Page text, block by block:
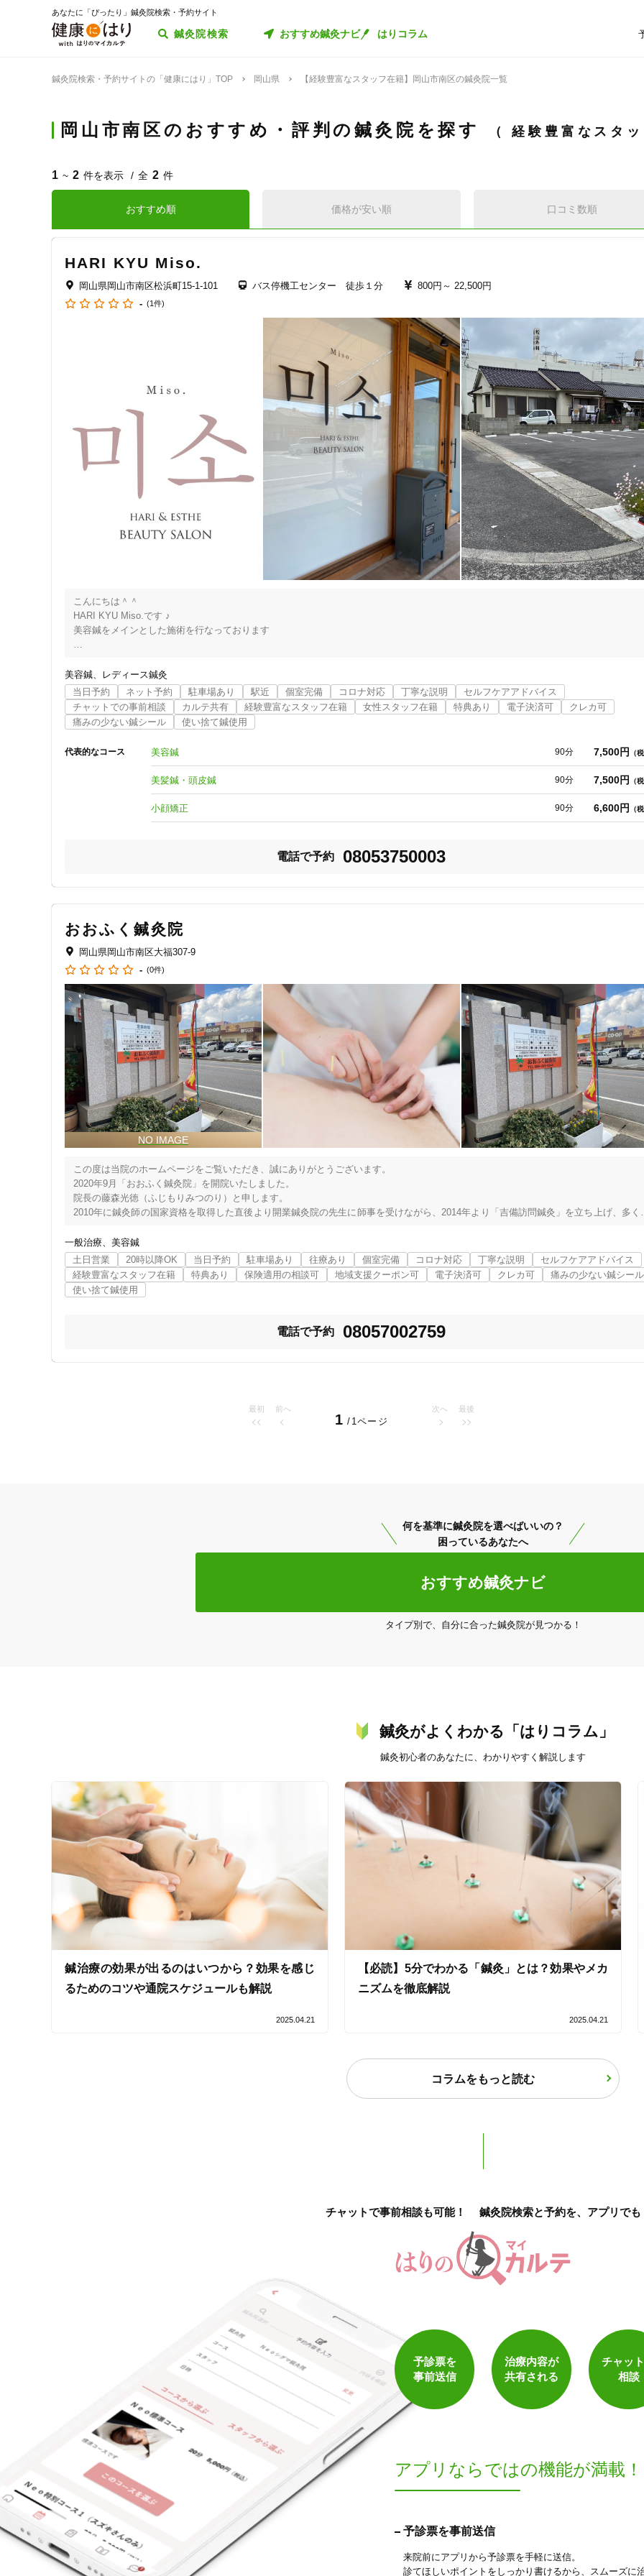
あなたに「ぴったり」鍼灸院検索・予約サイト
鍼灸院検索 おすすめ鍼灸ナビ はりコラム
鍼灸院検索・予約サイトの「健康にはり」TOP 岡山県 【経験豊富なスタッフ在籍】岡山市南区の鍼灸院一覧
岡山市南区のおすすめ・評判の鍼灸院を探す 経験豊富なスタ
住所
ジャンル
一般治療 美容鍼 スポーツ鍼灸 レディー
20時以降OK
キッズスペースあり バリアフリー 個室完備
女性限定
カルテ共有 経験豊富なスタッフ在籍
使い捨て鍼使用 トライアルコースあり
支払いに関する特徴
特典あり 保険適用の相談可 地域支援クーポン可
クレカ可
1 ~ 2 件を表示 全 2 件
おすすめ順 価格が安い順 口コミ数順
HARI KYU Miso.
岡山県岡山市南区松浜町15-1-101 バス停機工センター 徒歩１分 800円～ 22,500円
- (1件)
こんにちは＾＾
HARI KYU Miso.です ♪
美容鍼をメインとした施術を行なっております
韓国エステビューティーサロンミソさんと
コラボ営業させて頂いております
完全プライベートの空間で
女性のお客様が一人でも安心して来られるサロンです 💫
鍼灸をもっと沢山の方に知ってもらい
身近に感じてほしい
お肌やお身体にお悩みのある方のお手伝いをしたい
エステとの相乗効果の高い『美容鍼』で沢山のお客様に寄り添っていきたい
美容鍼
レディース鍼灸
当日予約
ネット予約 駐車場あり 駅近 個室完備 コロナ対応 丁寧な説明
セルフケアアドバイス
チャットでの事前相談
カルテ共有 経験豊富なスタッフ在籍 女性スタッフ在籍 特典あり 電子決済可
クレカ可
痛みの少ない鍼シール
使い捨て鍼使用
代表的なコース 美容鍼 90分 7,500円 （
美髪鍼・頭皮鍼 90分 7,500円 （
小顔矯正 90分 6,600円 （
電話で予約 08053750003
おおふく鍼灸院
岡山県岡山市南区大福307-9
- (0件)
この度は当院のホームページをご覧いただき、誠にありがとうございます。
2020年9月「おおふく鍼灸院」を開院いたしました。
院長の藤森光徳（ふじもりみつのり）と申します。
2010年に鍼灸師の国家資格を取得した直後より開業鍼灸院の先生に師事を受けながら、2014年より「吉備訪問鍼灸」を立ち上げ、多くの
先ずは鍼灸の奥深い良さ、効果を一人でも多くの方にに体感して貰いたいと考えています。
鍼灸はWHO（世界保健機関）でも世界的規模で研究され、その有効性、安全性、実用性が科学的に評価されています。
厚労省の国民生活基礎調査によると、自覚症状を持っている方が苦痛に思っている症状のトップは、腰痛と肩凝りとなっています。
鍼灸治療は筋肉痛や関節痛などにも広範囲に応用でき、患者さんの苦痛を和らげる事が可能です。
痛みの除去だけでなく、精神安定作用や免疫力の向上による様々な病気の予防にも威力を発揮できます。
一般治療
美容鍼
土日営業
20時以降OK 当日予約 駐車場あり 往療あり 個室完備 コロナ対応 丁寧な説明
セルフケアアドバイス
経験豊富なスタッフ在籍
特典あり 保険適用の相談可 地域支援クーポン可 電子決済可 クレカ可
痛みの少ない鍼シール
使い捨て鍼使用
電話で予約 08057002759
最初 前へ
1 /1ページ
次へ 最後
「健康にはりを見た」
何を基準に鍼灸院を選べばいいの？
困っているあなたへ
おすすめ鍼灸ナビ
タイプ別で、自分に合った鍼灸院が見つかる！
鍼灸がよくわかる「はりコラム」
鍼灸初心者のあなたに、わかりやすく解説します
鍼治療の効果が出るのはいつから？効果を感じ
るためのコツや通院スケジュールも解説
2025.04.21
【必読】5分でわかる「鍼灸」とは？効果やメカ
ニズムを徹底解説
2025.04.21
コラムをもっと読む
チャットで事前相談も可能！ 鍼灸院検索と予約を、アプリでも
予診票を
事前送信
治療内容が
共有される
チャッ
相談
アプリならではの機能が満載！
予診票を事前送信
来院前にアプリから予診票を手軽に送信。
診てほしいポイントをしっかり書けるから、スムーズに